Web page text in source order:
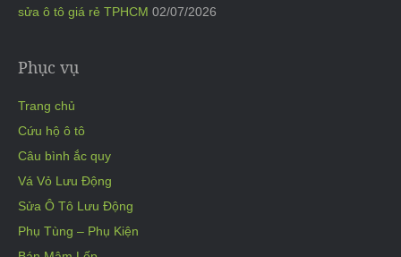
sửa ô tô giá rẻ TPHCM 02/07/2026
Phục vụ
Trang chủ
Cứu hộ ô tô
Câu bình ắc quy
Vá Vỏ Lưu Động
Sửa Ô Tô Lưu Động
Phụ Tùng – Phụ Kiện